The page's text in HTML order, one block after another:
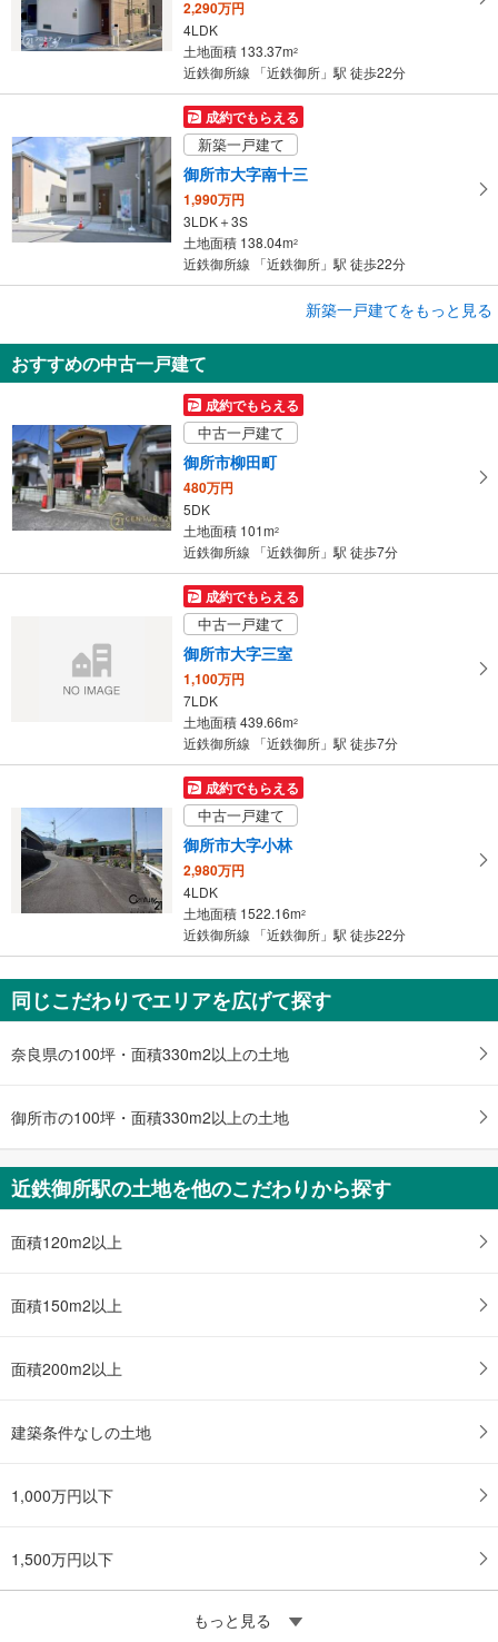
2,290万円
4LDK
土地面積 133.37m2
近鉄御所線 「近鉄御所」駅 徒歩22分
成約でもらえる
新築一戸建て
御所市大字南十三
1,990万円
3LDK＋3S
土地面積 138.04m2
近鉄御所線 「近鉄御所」駅 徒歩22分
御所市大字南十三
2,240万円
4LDK＋3S
土地面積 133.37m
近鉄御所線 「近鉄御所」駅 徒歩22分
新築一戸建てをもっと見る
おすすめの中古一戸建て
成約でもらえる
中古一戸建て
御所市柳田町
480万円
5DK
土地面積 101m2
近鉄御所線 「近鉄御所」駅 徒歩7分
成約でもらえる
中古一戸建て
御所市大字三室
1,100万円
7LDK
土地面積 439.66m2
近鉄御所線 「近鉄御所」駅 徒歩7分
成約でもらえる
中古一戸建て
御所市大字小林
2,980万円
4LDK
土地面積 1522.16m2
近鉄御所線 「近鉄御所」駅 徒歩22分
同じこだわりでエリアを広げて探す
奈良県の100坪・面積330m2以上の土地
御所市の100坪・面積330m2以上の土地
近鉄御所駅の土地を他のこだわりから探す
面積120m2以上
面積150m2以上
面積200m2以上
建築条件なしの土地
1,000万円以下
1,500万円以下
もっと見る